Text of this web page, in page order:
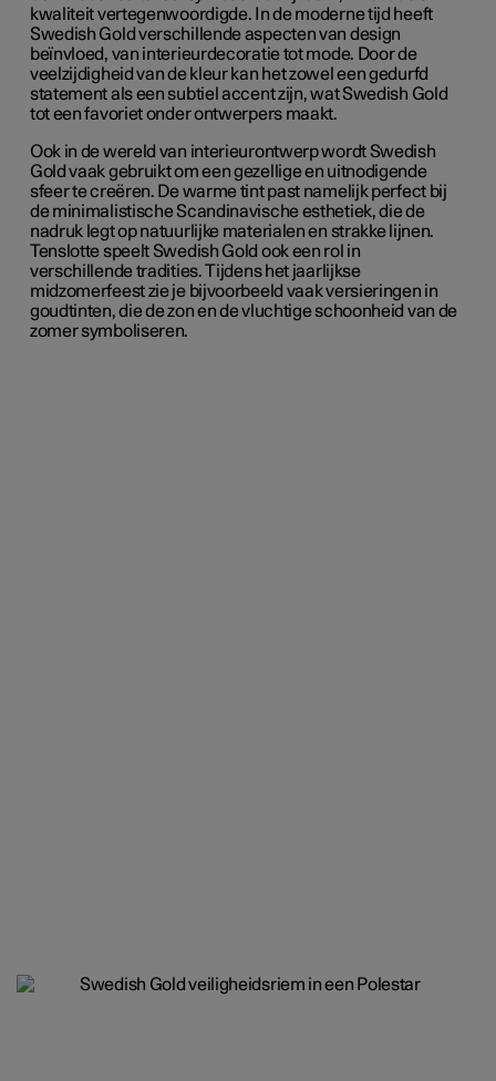
kwaliteit vertegenwoordigde. In de moderne tijd heeft
Swedish Gold verschillende aspecten van design
beïnvloed, van interieurdecoratie tot mode. Door de
veelzijdigheid van de kleur kan het zowel een gedurfd
statement als een subtiel accent zijn, wat Swedish Gold
tot een favoriet onder ontwerpers maakt.
Ook in de wereld van interieurontwerp wordt Swedish
Gold vaak gebruikt om een gezellige en uitnodigende
sfeer te creëren. De warme tint past namelijk perfect bij
de minimalistische Scandinavische esthetiek, die de
nadruk legt op natuurlijke materialen en strakke lijnen.
Tenslotte speelt Swedish Gold ook een rol in
verschillende tradities. Tijdens het jaarlijkse
midzomerfeest zie je bijvoorbeeld vaak versieringen in
goudtinten, die de zon en de vluchtige schoonheid van de
zomer symboliseren.